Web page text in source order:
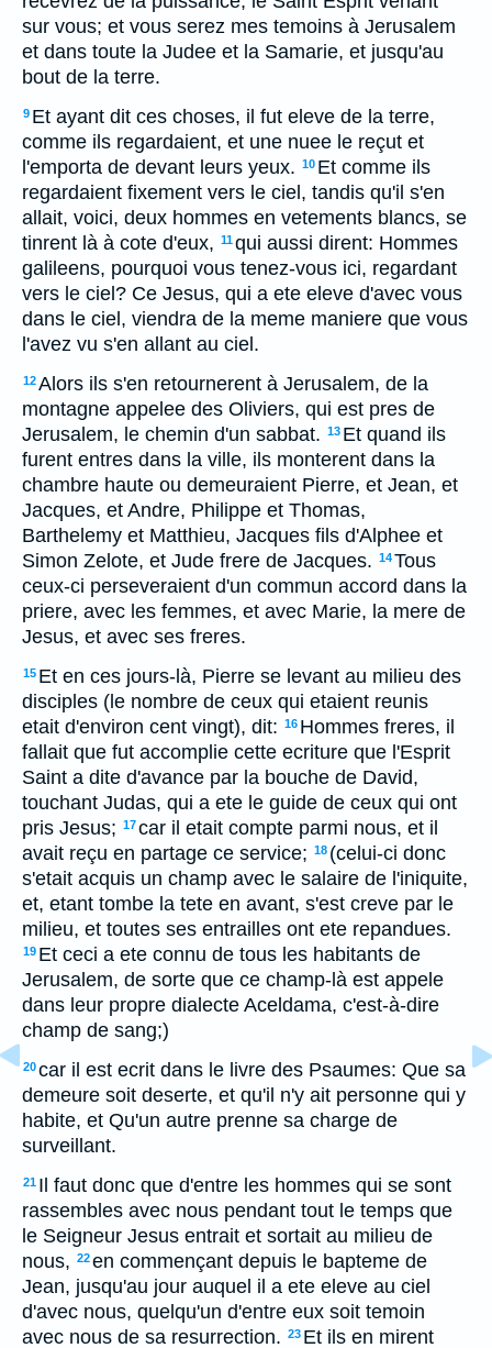
sur vous; et vous serez mes temoins à Jerusalem
et dans toute la Judee et la Samarie, et jusqu'au
bout de la terre.
9 Et ayant dit ces choses, il fut eleve de la terre,
comme ils regardaient, et une nuee le reçut et
l'emporta de devant leurs yeux. 10 Et comme ils
regardaient fixement vers le ciel, tandis qu'il s'en
allait, voici, deux hommes en vetements blancs, se
tinrent là à cote d'eux, 11qui aussi dirent: Hommes
galileens, pourquoi vous tenez-vous ici, regardant
vers le ciel? Ce Jesus, qui a ete eleve d'avec vous
dans le ciel, viendra de la meme maniere que vous
l'avez vu s'en allant au ciel.
12Alors ils s'en retournerent à Jerusalem, de la
montagne appelee des Oliviers, qui est pres de
Jerusalem, le chemin d'un sabbat. 13 Et quand ils
furent entres dans la ville, ils monterent dans la
chambre haute ou demeuraient Pierre, et Jean, et
Jacques, et Andre, Philippe et Thomas,
Barthelemy et Matthieu, Jacques fils d'Alphee et
Simon Zelote, et Jude frere de Jacques. 14Tous
ceux-ci perseveraient d'un commun accord dans la
priere, avec les femmes, et avec Marie, la mere de
Jesus, et avec ses freres.
15 Et en ces jours-là, Pierre se levant au milieu des
disciples (le nombre de ceux qui etaient reunis
etait d'environ cent vingt), dit: 16 Hommes freres, il
fallait que fut accomplie cette ecriture que l'Esprit
Saint a dite d'avance par la bouche de David,
touchant Judas, qui a ete le guide de ceux qui ont
pris Jesus; 17car il etait compte parmi nous, et il
avait reçu en partage ce service; 18 (celui-ci donc
s'etait acquis un champ avec le salaire de l'iniquite,
et, etant tombe la tete en avant, s'est creve par le
milieu, et toutes ses entrailles ont ete repandues.
19 Et ceci a ete connu de tous les habitants de
Jerusalem, de sorte que ce champ-là est appele
dans leur propre dialecte Aceldama, c'est-à-dire
champ de sang;)
20car il est ecrit dans le livre des Psaumes: Que sa
demeure soit deserte, et qu'il n'y ait personne qui y
habite, et Qu'un autre prenne sa charge de
surveillant.
21 Il faut donc que d'entre les hommes qui se sont
rassembles avec nous pendant tout le temps que
le Seigneur Jesus entrait et sortait au milieu de
nous, 22en commençant depuis le bapteme de
Jean, jusqu'au jour auquel il a ete eleve au ciel
d'avec nous, quelqu'un d'entre eux soit temoin
avec nous de sa resurrection. 23 Et ils en mirent